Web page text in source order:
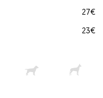
27€
23€